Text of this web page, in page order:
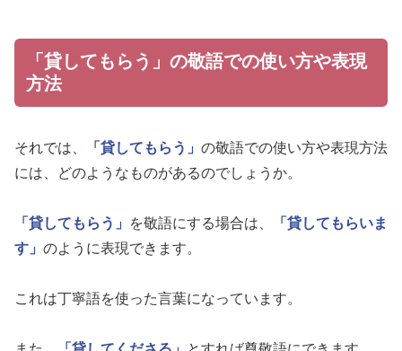
「貸してもらう」の敬語での使い方や表現
方法
それでは、 「貸してもらう」 の敬語での使い方や表現方法
には、どのようなものがあるのでしょうか。
「貸してもらう」 を敬語にする場合は、
「貸してもらいま
す」 のように表現できます。
これは丁寧語を使った言葉になっています。